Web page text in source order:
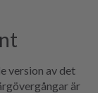
version av det
är